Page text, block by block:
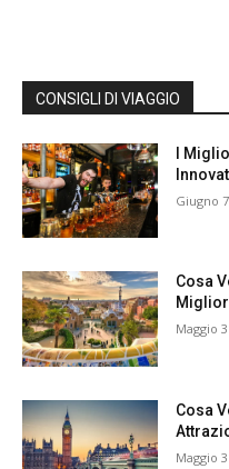
CONSIGLI DI VIAGGIO
I
Giugno
Cosa
Maggio
Cosa
Maggio